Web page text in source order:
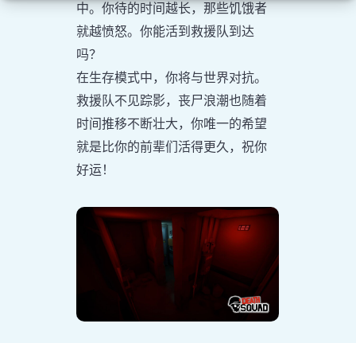
中。你待的时间越长，那些饥饿者
就越愤怒。你能活到救援队到达
吗？
在生存模式中，你将与世界对抗。
救援队不见踪影，丧尸浪潮也随着
时间推移不断壮大，你唯一的希望
就是比你的前辈们活得更久，祝你
好运！